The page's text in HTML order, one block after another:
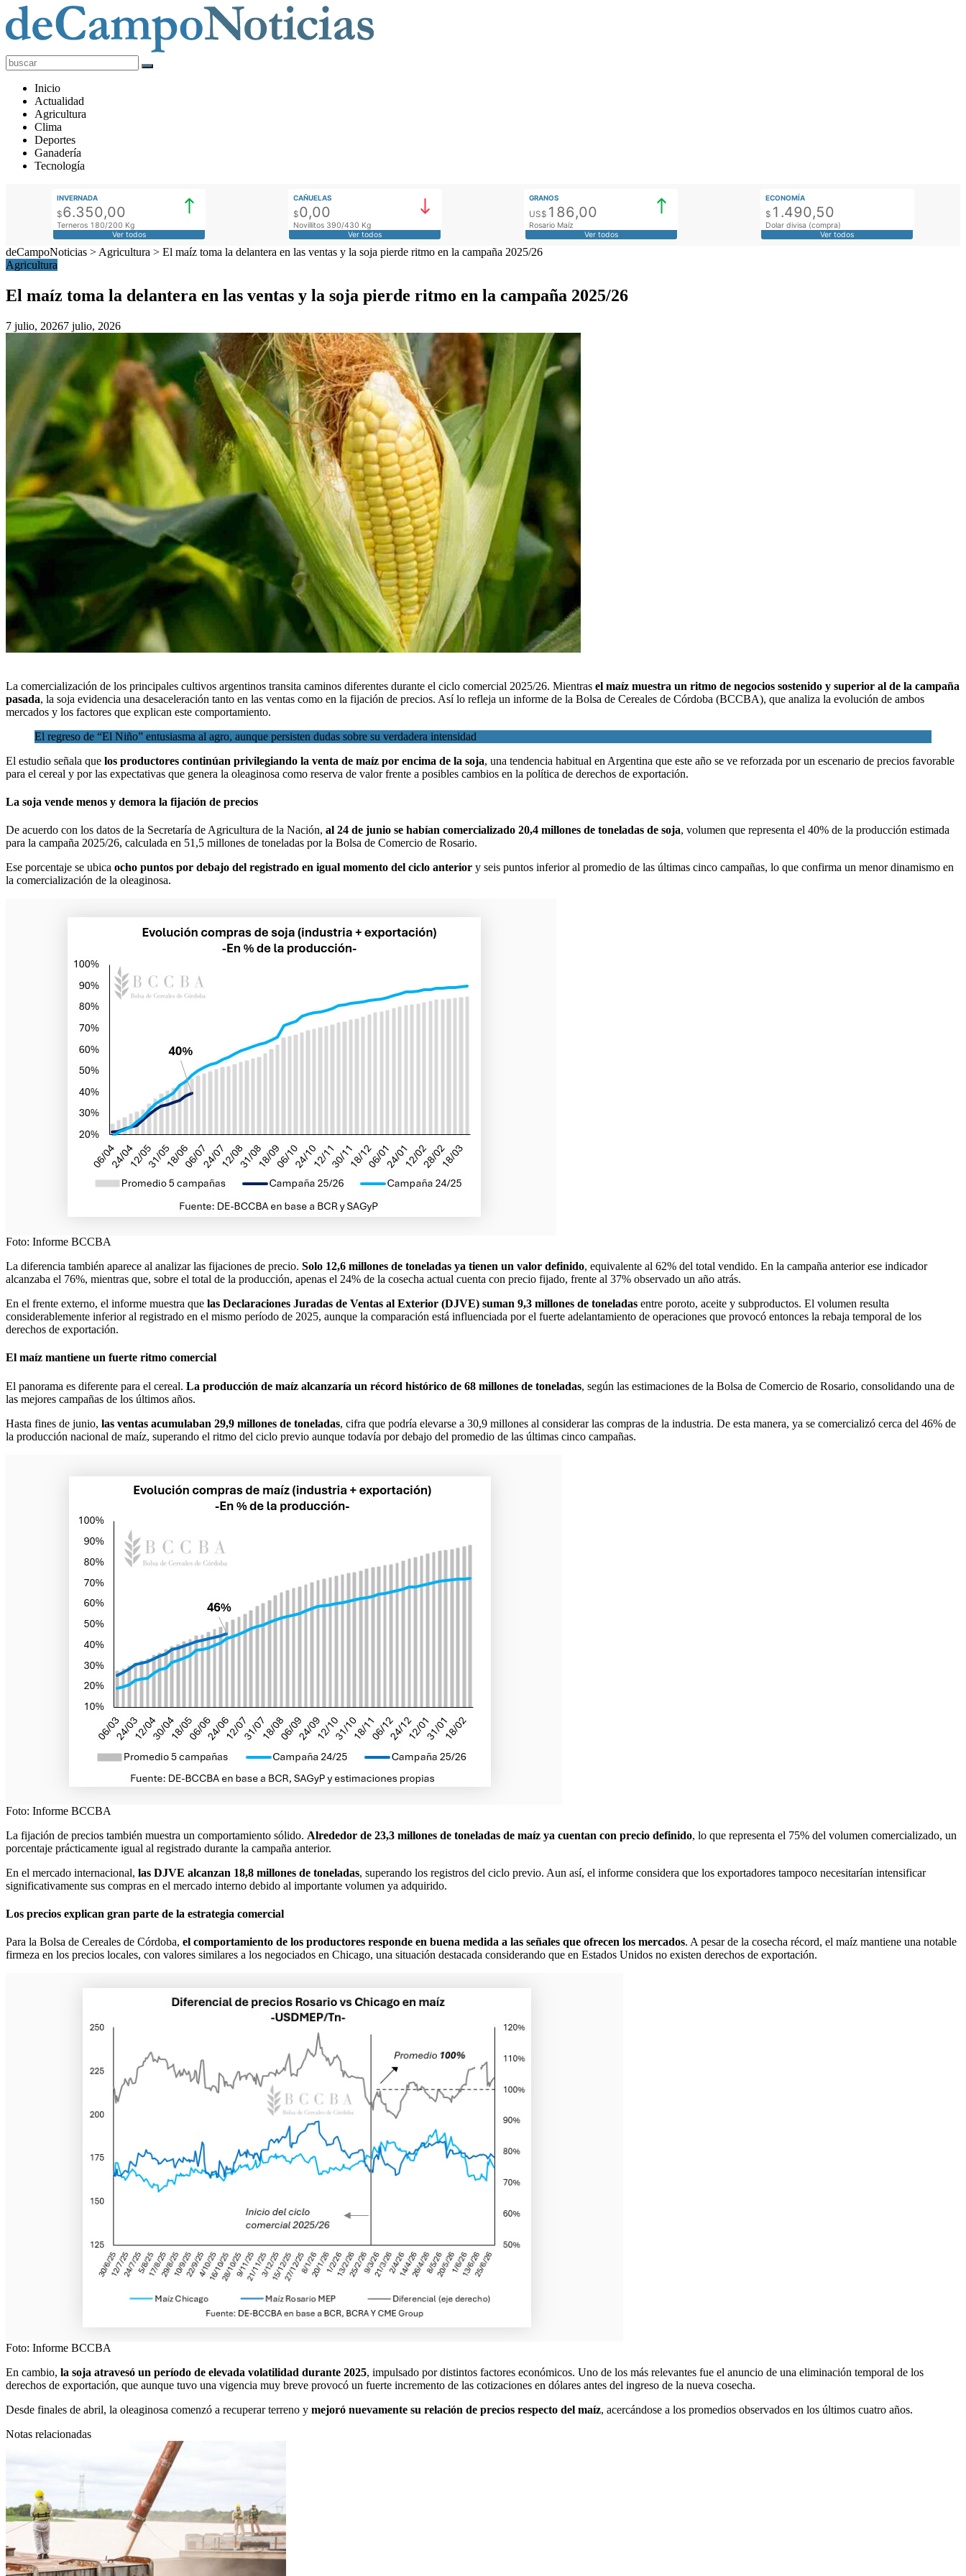
deCampoNoticias
Actualidad
Agropecuaria
Inicio
Actualidad
Agricultura
Clima
Deportes
Ganadería
Tecnología
INVERNADA
$6.350,00
Terneros 180/200 Kg
Ver todos
CAÑUELAS
$0,00
Novillitos 390/430 Kg
Ver todos
GRANOS
US$ 186,00
Rosario Maíz
Ver todos
ECONOMÍA
$ 1.490,50
Dolar divisa (compra)
Ver todos
deCampoNoticias > Agricultura > El maíz toma la delantera en las ventas y la soja pierde ritmo en la campaña 2025/26
Agricultura
El maíz toma la delantera en las ventas y la soja pierde ritmo en la campaña 2025/26
7 julio, 20267 julio, 2026
La comercialización de los principales cultivos argentinos transita caminos diferentes durante el ciclo comercial 2025/26. Mientras el maíz muestra un ritmo de negocios sostenido y superior al de la campaña
pasada, la soja evidencia una desaceleración tanto en las ventas como en la fijación de precios. Así lo refleja un informe de la Bolsa de Cereales de Córdoba (BCCBA), que analiza la evolución de ambos
mercados y los factores que explican este comportamiento.
El regreso de “El Niño” entusiasma al agro, aunque persisten dudas sobre su verdadera intensidad
El estudio señala que los productores continúan privilegiando la venta de maíz por encima de la soja, una tendencia habitual en Argentina que este año se ve reforzada por un escenario de precios favorable
para el cereal y por las expectativas que genera la oleaginosa como reserva de valor frente a posibles cambios en la política de derechos de exportación.
La soja vende menos y demora la fijación de precios
De acuerdo con los datos de la Secretaría de Agricultura de la Nación, al 24 de junio se habían comercializado 20,4 millones de toneladas de soja, volumen que representa el 40% de la producción estimada
para la campaña 2025/26, calculada en 51,5 millones de toneladas por la Bolsa de Comercio de Rosario.
Ese porcentaje se ubica ocho puntos por debajo del registrado en igual momento del ciclo anterior y seis puntos inferior al promedio de las últimas cinco campañas, lo que confirma un menor dinamismo en
la comercialización de la oleaginosa.
Foto: Informe BCCBA
La diferencia también aparece al analizar las fijaciones de precio. Solo 12,6 millones de toneladas ya tienen un valor definido, equivalente al 62% del total vendido. En la campaña anterior ese indicador
alcanzaba el 76%, mientras que, sobre el total de la producción, apenas el 24% de la cosecha actual cuenta con precio fijado, frente al 37% observado un año atrás.
En el frente externo, el informe muestra que las Declaraciones Juradas de Ventas al Exterior (DJVE) suman 9,3 millones de toneladas entre poroto, aceite y subproductos. El volumen resulta
considerablemente inferior al registrado en el mismo período de 2025, aunque la comparación está influenciada por el fuerte adelantamiento de operaciones que provocó entonces la rebaja temporal de los
derechos de exportación.
El maíz mantiene un fuerte ritmo comercial
El panorama es diferente para el cereal. La producción de maíz alcanzaría un récord histórico de 68 millones de toneladas, según las estimaciones de la Bolsa de Comercio de Rosario, consolidando una de
las mejores campañas de los últimos años.
Hasta fines de junio, las ventas acumulaban 29,9 millones de toneladas, cifra que podría elevarse a 30,9 millones al considerar las compras de la industria. De esta manera, ya se comercializó cerca del 46% de
la producción nacional de maíz, superando el ritmo del ciclo previo aunque todavía por debajo del promedio de las últimas cinco campañas.
Foto: Informe BCCBA
La fijación de precios también muestra un comportamiento sólido. Alrededor de 23,3 millones de toneladas de maíz ya cuentan con precio definido, lo que representa el 75% del volumen comercializado, un
porcentaje prácticamente igual al registrado durante la campaña anterior.
En el mercado internacional, las DJVE alcanzan 18,8 millones de toneladas, superando los registros del ciclo previo. Aun así, el informe considera que los exportadores tampoco necesitarían intensificar
significativamente sus compras en el mercado interno debido al importante volumen ya adquirido.
Los precios explican gran parte de la estrategia comercial
Para la Bolsa de Cereales de Córdoba, el comportamiento de los productores responde en buena medida a las señales que ofrecen los mercados. A pesar de la cosecha récord, el maíz mantiene una notable
firmeza en los precios locales, con valores similares a los negociados en Chicago, una situación destacada considerando que en Estados Unidos no existen derechos de exportación.
Foto: Informe BCCBA
En cambio, la soja atravesó un período de elevada volatilidad durante 2025, impulsado por distintos factores económicos. Uno de los más relevantes fue el anuncio de una eliminación temporal de los
derechos de exportación, que aunque tuvo una vigencia muy breve provocó un fuerte incremento de las cotizaciones en dólares antes del ingreso de la nueva cosecha.
Desde finales de abril, la oleaginosa comenzó a recuperar terreno y mejoró nuevamente su relación de precios respecto del maíz, acercándose a los promedios observados en los últimos cuatro años.
Notas relacionadas